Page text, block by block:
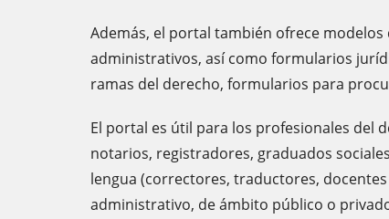
Además, el portal también ofrece
administrativos, así como formularios
ramas del derecho, formularios para
El portal es útil para los profesionales del
notarios, registradores, graduados
lengua (correctores, traductores,
administrativo, de ámbito público o